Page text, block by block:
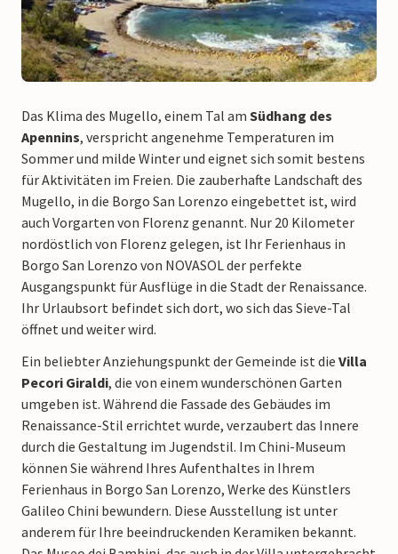
Das Klima des Mugello, einem Tal am Südhang des
Apennins, verspricht angenehme Temperaturen im
Sommer und milde Winter und eignet sich somit bestens
für Aktivitäten im Freien. Die zauberhafte Landschaft des
Mugello, in die Borgo San Lorenzo eingebettet ist, wird
auch Vorgarten von Florenz genannt. Nur 20 Kilometer
nordöstlich von Florenz gelegen, ist Ihr Ferienhaus in
Borgo San Lorenzo von NOVASOL der perfekte
Ausgangspunkt für Ausflüge in die Stadt der Renaissance.
Ihr Urlaubsort befindet sich dort, wo sich das Sieve-Tal
öffnet und weiter wird.
Ein beliebter Anziehungspunkt der Gemeinde ist die Villa
Pecori Giraldi, die von einem wunderschönen Garten
umgeben ist. Während die Fassade des Gebäudes im
Renaissance-Stil errichtet wurde, verzaubert das Innere
durch die Gestaltung im Jugendstil. Im Chini-Museum
können Sie während Ihres Aufenthaltes in Ihrem
Ferienhaus in Borgo San Lorenzo, Werke des Künstlers
Galileo Chini bewundern. Diese Ausstellung ist unter
anderem für Ihre beeindruckenden Keramiken bekannt.